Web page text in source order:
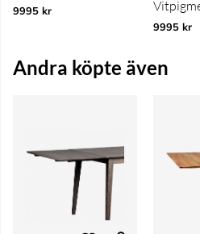
9995 kr
9995 kr
Andra köpte även